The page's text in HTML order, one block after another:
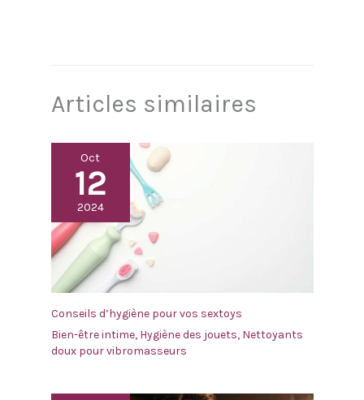
Articles similaires
Oct
12
2024
Conseils d’hygiène pour vos sextoys
Bien-être intime, Hygiène des jouets, Nettoyants
doux pour vibromasseurs